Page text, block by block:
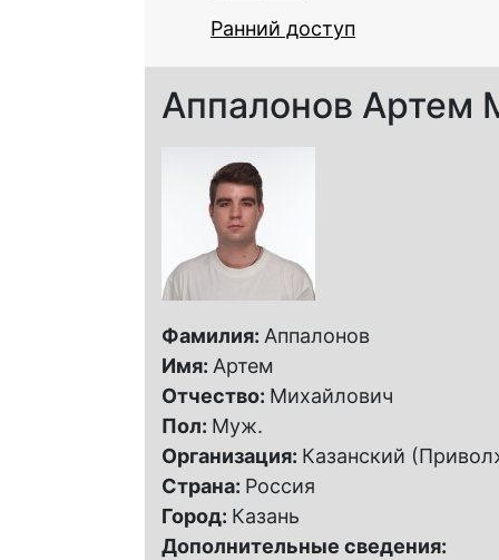
Ранний доступ
Аппалонов Артем
Фамилия: Аппалонов
Имя: Артем
Отчество: Михайлович
Пол: Муж.
Организация: Казанский
Страна: Россия
Город: Казань
Дополнительные сведения: